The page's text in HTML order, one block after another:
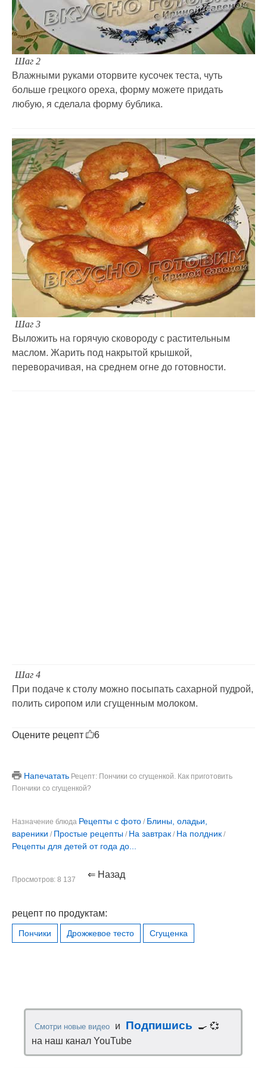
Шаг 2
Влажными руками оторвите кусочек теста, чуть
больше грецкого ореха, форму можете придать
любую, я сделала форму бублика.
Шаг 3
Выложить на горячую сковороду с растительным
маслом. Жарить под накрытой крышкой,
переворачивая, на среднем огне до готовности.
Шаг 4
При подаче к столу можно посыпать сахарной пудрой,
полить сиропом или сгущенным молоком.
Оцените рецепт 6
Напечатать Рецепт: Пончики со сгущенкой. Как приготовить
Пончики со сгущенкой?
Назначение блюда Рецепты с фото / Блины, оладьи,
вареники / Простые рецепты / На завтрак / На полдник /
Рецепты для детей от года до...
Просмотров: 8 137 ⇐ Назад
рецепт по продуктам:
Пончики Дрожжевое тесто Сгущенка
Смотри новые видео и Подпишись
🍳 💞
на наш канал YouTube